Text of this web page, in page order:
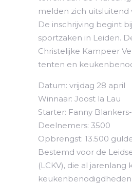
melden zich uitsluitend
De inschrijving begint
sportzaken in Leiden.
Christelijke Kampeer
tenten en
Datum: vrijdag 28 april
Winnaar: Joost la Lau
Starter: Fanny
Deelnemers: 3500
Opbrengst: 13.500
Bestemd voor de
(LCKV), die al
keukenbenodigdheden